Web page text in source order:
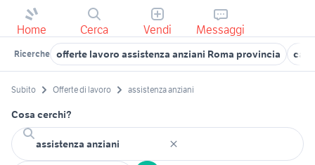
Home Cerca Vendi Messaggi
Ricerche offerte lavoro assistenza anziani Roma provincia
Subito Offerte di lavoro assistenza anziani
Cosa cerchi?